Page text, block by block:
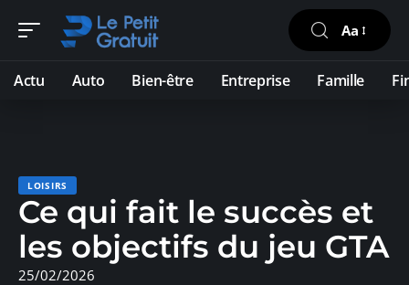
Aa
Actu Auto Bien-être Entreprise Famille
LOISIRS
Ce qui fait le succès et
les objectifs du jeu GTA
25/02/2026